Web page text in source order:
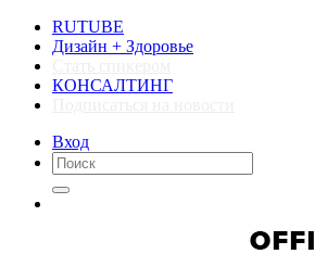
RUTUBE
Дизайн + Здоровье
КОНСАЛТИНГ
Вход